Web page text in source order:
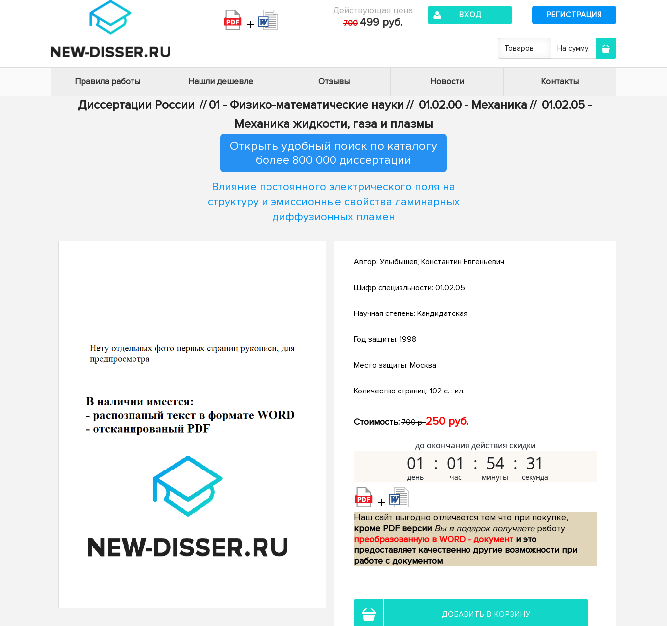
+
Действующая цена
700 499 руб.
ВХОД РЕГИСТРАЦИЯ
Товаров: На сумму:
Правила работы Нашли дешевле Отзывы Новости Контакты
Диссертации России // 01 - Физико-математические науки // 01.02.00 - Механика // 01.02.05 -
Механика жидкости, газа и плазмы
Открыть удобный поиск по каталогу
более 800 000 диссертаций
Влияние постоянного электрического поля на
структуру и эмиссионные свойства ламинарных
диффузионных пламен
Автор: Улыбышев, Константин Евгеньевич
Шифр специальности: 01.02.05
Научная степень: Кандидатская
Год защиты: 1998
Место защиты: Москва
Количество страниц: 102 с. : ил.
Стоимость: 700 р.250 руб.
до окончания действия скидки
01 01 54 30
+
Наш сайт выгодно отличается тем что при покупке,
кроме PDF версии Вы в подарок получаетеработу
преобразованную в WORD - документ и это
предоставляет качественно другие возможности при
работе с документом
ДОБАВИТЬ В КОРЗИНУ